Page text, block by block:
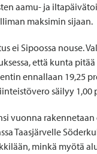
aamu- ja
maksimin sijaan.
ei Sipoossa nouse.
että kunta pitää
ennallaan 19,25
säilyy 1,00
vuonna
Taasjärvelle
minkä myötä